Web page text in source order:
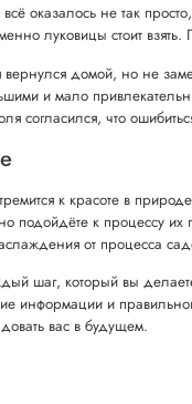
оказалось не так
луковицы стоит
вернулся домой, но не
и мало
согласился, что
к красоте в
подойдёте к процессу их
от процесса
шаг, который вы
информации и
вас в будущем.